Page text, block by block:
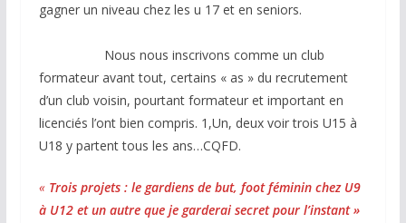
gagner un niveau chez les u 17 et en seniors.
Nous nous inscrivons comme un club
formateur avant tout, certains « as » du recrutement
d’un club voisin, pourtant formateur et important en
licenciés l’ont bien compris. 1,Un, deux voir trois U15 à
U18 y partent tous les ans…CQFD.
« Trois projets : le gardiens de but, foot féminin chez U9
à U12 et un autre que je garderai secret pour l’instant »